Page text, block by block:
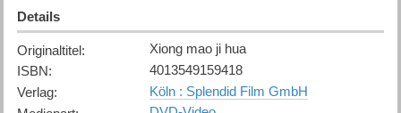
Details
Originaltitel:
Xiong mao ji hua
ISBN:
4013549159418
Verlag:
Köln : Splendid Film GmbH